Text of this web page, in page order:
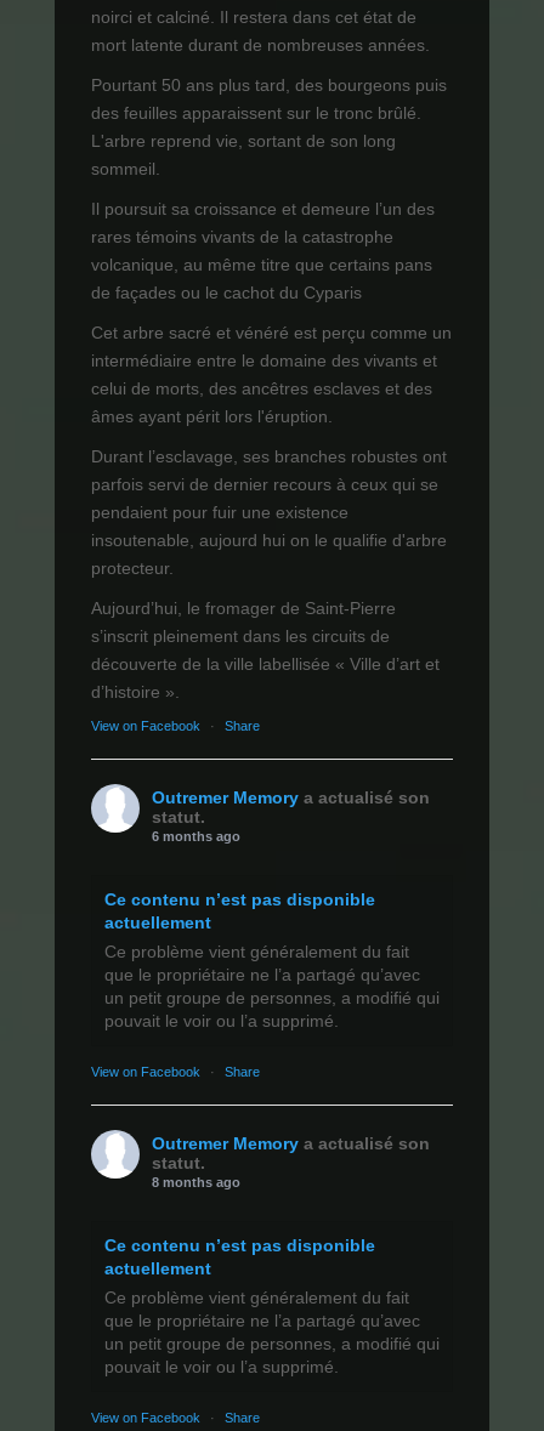
noirci et calciné. Il restera dans cet état de
mort latente durant de nombreuses années.
Pourtant 50 ans plus tard, des bourgeons puis
des feuilles apparaissent sur le tronc brûlé.
L'arbre reprend vie, sortant de son long
sommeil.
Il poursuit sa croissance et demeure l’un des
rares témoins vivants de la catastrophe
volcanique, au même titre que certains pans
de façades ou le cachot du Cyparis
Cet arbre sacré et vénéré est perçu comme un
intermédiaire entre le domaine des vivants et
celui de morts, des ancêtres esclaves et des
âmes ayant périt lors l'éruption.
Durant l’esclavage, ses branches robustes ont
parfois servi de dernier recours à ceux qui se
pendaient pour fuir une existence
insoutenable, aujourd hui on le qualifie d'arbre
protecteur.
Aujourd’hui, le fromager de Saint-Pierre
s’inscrit pleinement dans les circuits de
découverte de la ville labellisée « Ville d’art et
d’histoire ».
View on Facebook · Share
Outremer Memory a actualisé son
statut.
6 months ago
Ce contenu n’est pas disponible
actuellement
Ce problème vient généralement du fait
que le propriétaire ne l’a partagé qu’avec
un petit groupe de personnes, a modifié qui
pouvait le voir ou l’a supprimé.
View on Facebook · Share
Outremer Memory a actualisé son
statut.
8 months ago
Ce contenu n’est pas disponible
actuellement
Ce problème vient généralement du fait
que le propriétaire ne l’a partagé qu’avec
un petit groupe de personnes, a modifié qui
pouvait le voir ou l’a supprimé.
View on Facebook · Share